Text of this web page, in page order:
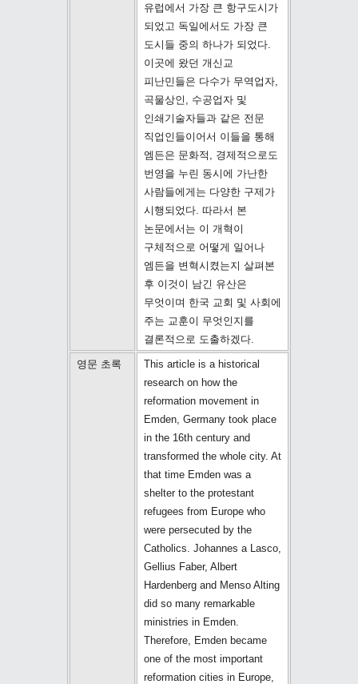
유럽에서 가장 큰 항구도시가
되었고 독일에서도 가장 큰
도시들 중의 하나가 되었다.
이곳에 왔던 개신교
피난민들은 다수가 무역업자,
곡물상인, 수공업자 및
인쇄기술자들과 같은 전문
직업인들이어서 이들을 통해
엠든은 문화적, 경제적으로도
번영을 누린 동시에 가난한
사람들에게는 다양한 구제가
시행되었다. 따라서 본
논문에서는 이 개혁이
구체적으로 어떻게 일어나
엠든을 변혁시켰는지 살펴본
후 이것이 남긴 유산은
무엇이며 한국 교회 및 사회에
주는 교훈이 무엇인지를
결론적으로 도출하겠다.
영문 초록
This article is a historical
research on how the
reformation movement in
Emden, Germany took place
in the 16th century and
transformed the whole city. At
that time Emden was a
shelter to the protestant
refugees from Europe who
were persecuted by the
Catholics. Johannes a Lasco,
Gellius Faber, Albert
Hardenberg and Menso Alting
did so many remarkable
ministries in Emden.
Therefore, Emden became
one of the most important
reformation cities in Europe,